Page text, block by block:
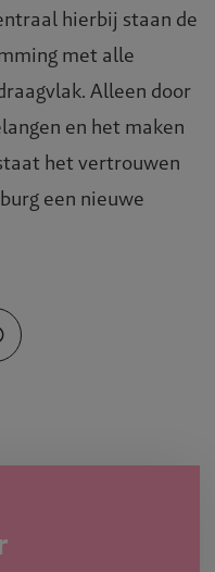
hierbij staan de
met alle
Alleen door
en het maken
het vertrouwen
een nieuwe